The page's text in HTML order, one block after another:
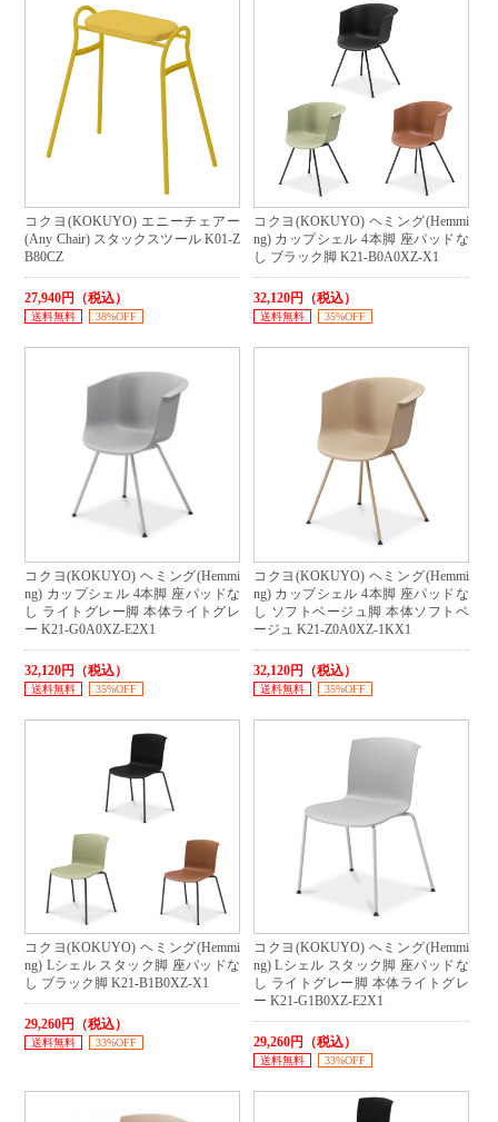
コクヨ(KOKUYO) エニーチェアー
(Any Chair) スタックスツール K01-Z
B80CZ
27,940円（税込）
送料無料 38%OFF
コクヨ(KOKUYO) ヘミング(Hemmi
ng) カップシェル 4本脚 座パッドな
し ブラック脚 K21-B0A0XZ-X1
32,120円（税込）
送料無料 35%OFF
コクヨ(KOKUYO) ヘミング(Hemmi
ng) カップシェル 4本脚 座パッドな
し ライトグレー脚 本体ライトグレ
ー K21-G0A0XZ-E2X1
32,120円（税込）
送料無料 35%OFF
コクヨ(KOKUYO) ヘミング(Hemmi
ng) カップシェル 4本脚 座パッドな
し ソフトベージュ脚 本体ソフトベ
ージュ K21-Z0A0XZ-1KX1
32,120円（税込）
送料無料 35%OFF
コクヨ(KOKUYO) ヘミング(Hemmi
ng) Lシェル スタック脚 座パッドな
し ブラック脚 K21-B1B0XZ-X1
29,260円（税込）
送料無料 33%OFF
コクヨ(KOKUYO) ヘミング(Hemmi
ng) Lシェル スタック脚 座パッドな
し ライトグレー脚 本体ライトグレ
ー K21-G1B0XZ-E2X1
29,260円（税込）
送料無料 33%OFF